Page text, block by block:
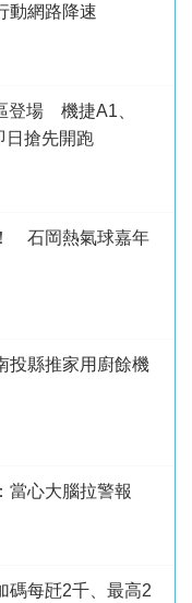
動網路降速
登場 機捷A1、
日搶先開跑
石岡熱氣球嘉年
縣推家用廚餘機
心大腦拉警報
每瓩2千、最高2